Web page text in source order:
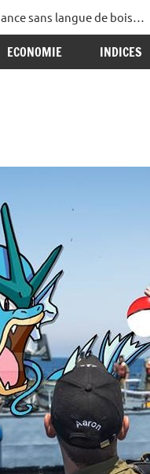
sans langue de bois…
ECONOMIE INDICES